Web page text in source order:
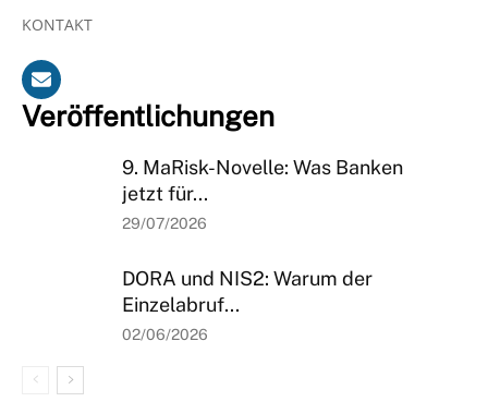
KONTAKT
Veröffentlichungen
9. MaRisk-Novelle: Was Banken
jetzt für...
29/07/2026
DORA und NIS2: Warum der
Einzelabruf...
02/06/2026